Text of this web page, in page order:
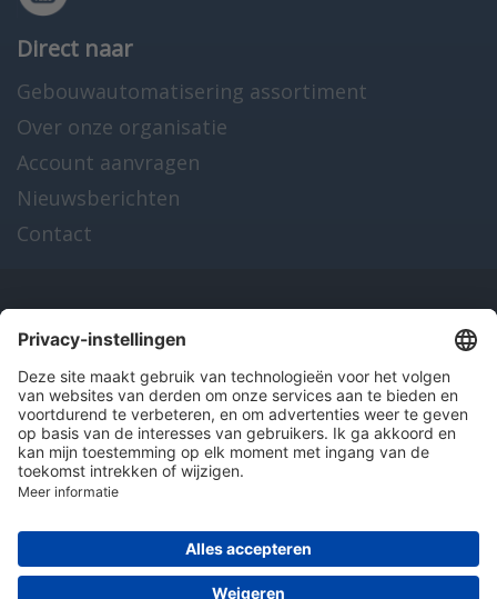
Direct naar
Gebouwautomatisering assortiment
Over onze organisatie
Account aanvragen
Nieuwsberichten
Contact
Onze producten
en diensten
Over Hitma
Algemene voorwaarden Disclaimer
Colofon
© 2026 Hitma B.V.